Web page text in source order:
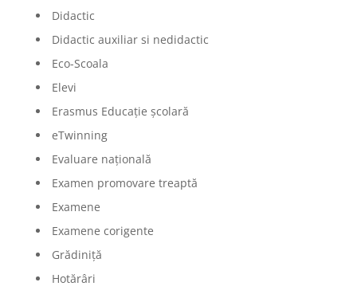
Didactic
Didactic auxiliar si nedidactic
Eco-Scoala
Elevi
Erasmus Educație școlară
eTwinning
Evaluare națională
Examen promovare treaptă
Examene
Examene corigente
Grădiniță
Hotărâri